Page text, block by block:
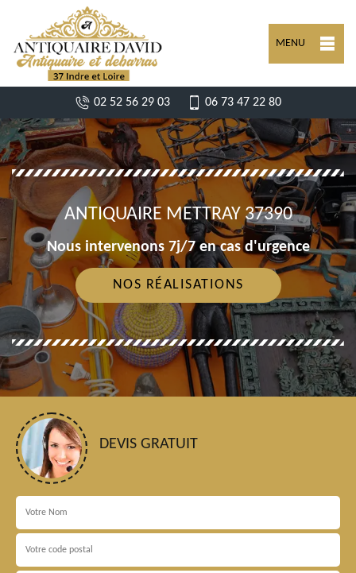
MENU
02 52 56 29 03 06 73 47 22 80
ANTIQUAIRE METTRAY 37390
Nous intervenons 7j/7 en cas d'urgence
NOS RÉALISATIONS
DEVIS GRATUIT